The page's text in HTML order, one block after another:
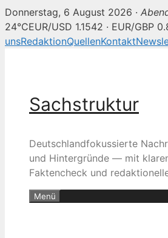
Donnerstag, 6 August 2026 ·
24°CEUR/USD 1.1542 · EUR/GBP
unsRedaktionQuellenKontakt
Sachstruktur
Deutschlandfokussierte
und Hintergründe — mit
Faktencheck und
Menü